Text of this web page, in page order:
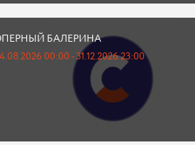
БАЛЕРИНА
00:00 - 31.12.2026 23:00